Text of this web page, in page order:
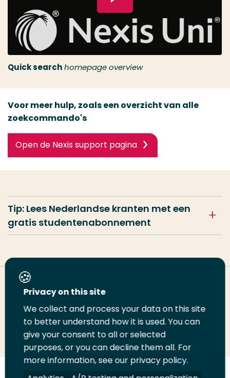
Quick searchhomepage overview
Voor meer hulp, zoals een overzicht van alle
zoekcommando's
Open de Nexis support pagina
Tip: Lees Nederlandse kranten met een
gratis studentenabonnement
Deel deze pagina
Deel
LinkedIn
Deel
op
Twitter
Deel
op
Facebook
Email
deze
pagina
Print
deze
pagina
Privacy on this site
We collect and process your data on this site
to better understand how it is used. You can
give your consent to all or selected
purposes, or you can decline them all. For
more information, see our privacy policy.